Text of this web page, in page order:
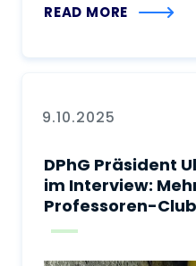
READ MORE
9.10.2025
DPhG Präsident
im Interview:
Professoren-Club